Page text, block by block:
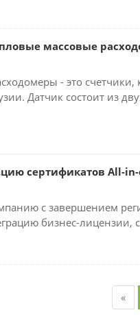
массовые
- это
Датчик состоит из
сертификатов All-in-
с завершением
бизнес-лицензии,
«